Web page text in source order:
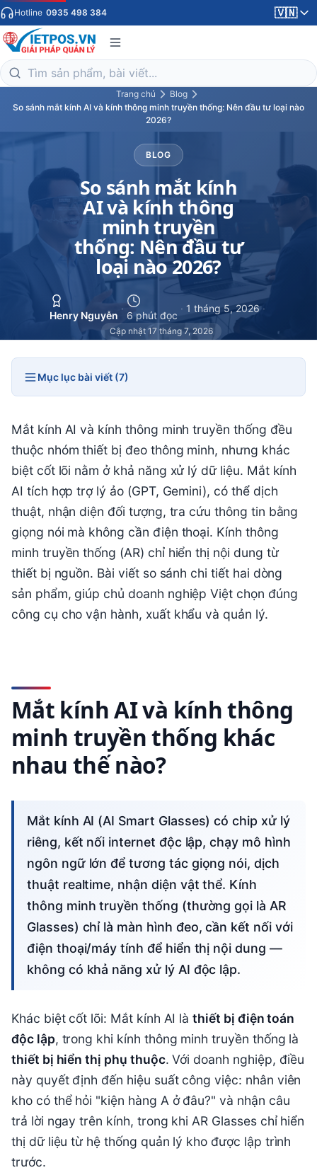
Hotline 0935 498 384 🇻🇳
Trang chủ
Blog
So sánh mắt kính AI và kính thông minh truyền thống: Nên đầu tư loại nào
2026?
BLOG
So sánh mắt kính
AI và kính thông
minh truyền
thống: Nên đầu tư
loại nào 2026?
Henry Nguyễn
·
6 phút đọc
· 1 tháng 5, 2026 ·
Cập nhật 17 tháng 7, 2026
Mục lục bài viết (7)
Mắt kính AI và kính thông minh truyền thống đều
thuộc nhóm thiết bị đeo thông minh, nhưng khác
biệt cốt lõi nằm ở khả năng xử lý dữ liệu. Mắt kính
AI tích hợp trợ lý ảo (GPT, Gemini), có thể dịch
thuật, nhận diện đối tượng, tra cứu thông tin bằng
giọng nói mà không cần điện thoại. Kính thông
minh truyền thống (AR) chỉ hiển thị nội dung từ
thiết bị nguồn. Bài viết so sánh chi tiết hai dòng
sản phẩm, giúp chủ doanh nghiệp Việt chọn đúng
công cụ cho vận hành, xuất khẩu và quản lý.
Mắt kính AI và kính thông
minh truyền thống khác
nhau thế nào?
Mắt kính AI (AI Smart Glasses) có chip xử lý
riêng, kết nối internet độc lập, chạy mô hình
ngôn ngữ lớn để tương tác giọng nói, dịch
thuật realtime, nhận diện vật thể. Kính
thông minh truyền thống (thường gọi là AR
Glasses) chỉ là màn hình đeo, cần kết nối với
điện thoại/máy tính để hiển thị nội dung —
không có khả năng xử lý AI độc lập.
Khác biệt cốt lõi: Mắt kính AI làthiết bị điện toán
độc lập, trong khi kính thông minh truyền thống là
thiết bị hiển thị phụ thuộc. Với doanh nghiệp, điều
này quyết định đến hiệu suất công việc: nhân viên
kho có thể hỏi "kiện hàng A ở đâu?" và nhận câu
trả lời ngay trên kính, trong khi AR Glasses chỉ hiển
thị dữ liệu từ hệ thống quản lý kho được lập trình
trước.